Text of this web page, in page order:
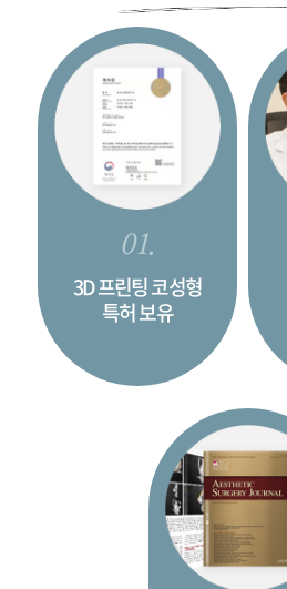
01.
3D 프린팅 코성형
특허 보유